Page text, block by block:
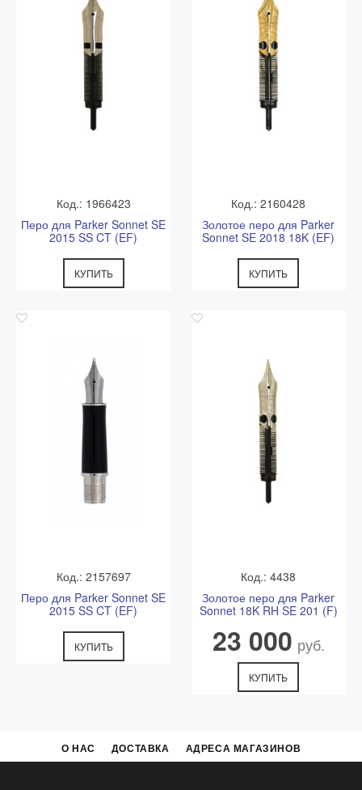
Код.: 1966423
Перо для Parker Sonnet SE
2015 SS CT (EF)
КУПИТЬ
Код.: 2160428
Золотое перо для Parker
Sonnet SE 2018 18K (EF)
КУПИТЬ
Код.: 2157697
Перо для Parker Sonnet SE
2015 SS CT (EF)
КУПИТЬ
Код.: 4438
Золотое перо для Parker
Sonnet 18K RH SE 201 (F)
23 000 руб.
КУПИТЬ
О НАС ДОСТАВКА АДРЕСА МАГАЗИНОВ